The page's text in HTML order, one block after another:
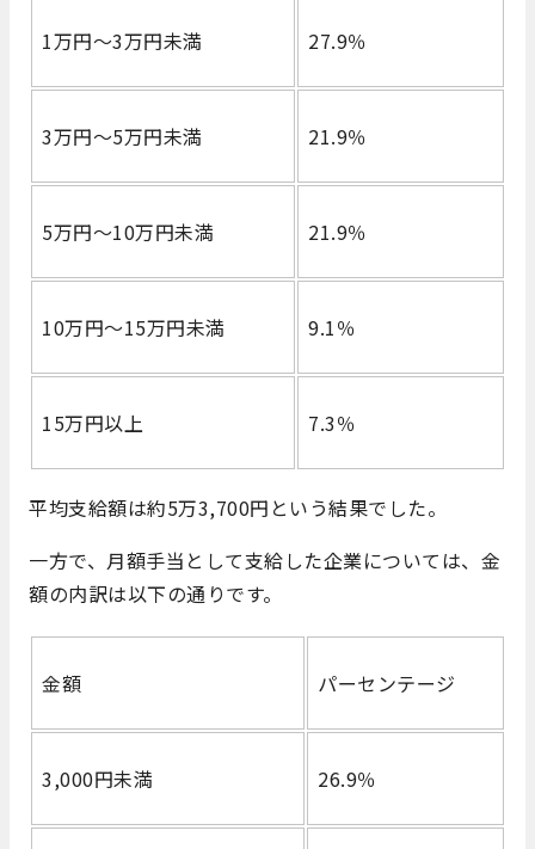
1万円～3万円未満 27.9％
3万円～5万円未満 21.9％
5万円～10万円未満 21.9％
10万円～15万円未満 9.1％
15万円以上 7.3％
平均支給額は約5万3,700円という結果でした。
一方で、月額手当として支給した企業については、金
額の内訳は以下の通りです。
金額 パーセンテージ
3,000円未満 26.9％